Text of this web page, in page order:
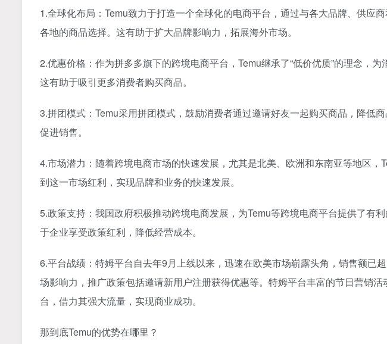
1.全球化布局：Temu致力于打造一个全球化的电商平台，通过与各大品牌、供应
各地的商品选择。这有助于扩大品牌影响力，拓展海外市场。
2.优惠价格：作为拼多多旗下的跨境电商平台，Temu继承了“低价优质”的理念，为
这有助于吸引更多消费者购买商品。
3.拼团模式：Temu采用拼团模式，鼓励消费者通过邀请好友一起购买商品，降低
促进销售。
4.市场潜力：随着跨境电商市场的快速发展，尤其是北美、欧洲和东南亚等地区，
到这一市场红利，实现品牌和业务的快速发展。
5.政策支持：我国政府积极推动跨境电商发展，为Temu等跨境电商平台提供了有
于企业享受政策红利，降低经营成本。
6.平台战绩：特姆平台自去年9月上线以来，迅速在欧美市场崭露头角，销售额已
场影响力，推广政策包括邀请新用户注册获得优惠等。特姆平台丰富的节日营销
台，借力其强大流量，实现商业成功。
那到底Temu的优势在哪里？